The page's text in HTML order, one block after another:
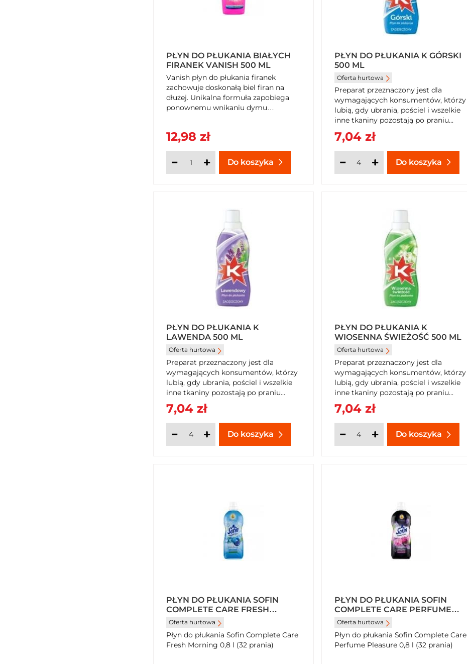
PŁYN DO PŁUKANIA BIAŁYCH
FIRANEK VANISH 500 ML
Vanish płyn do płukania firanek
zachowuje doskonałą biel firan na
dłużej. Unikalna formuła zapobiega
ponownemu wnikaniu dymu
12,98 zł
Do koszyka
PŁYN DO PŁUKANIA K GÓRSKI
500 ML
Oferta hurtowa
Preparat przeznaczony jest dla
wymagających konsumentów, którzy
lubią, gdy ubrania, pościel i wszelkie
inne tkaniny pozostają po praniu...
7,04 zł
Do koszyka
PŁYN DO PŁUKANIA K
LAWENDA 500 ML
Oferta hurtowa
Preparat przeznaczony jest dla
wymagających konsumentów, którzy
lubią, gdy ubrania, pościel i wszelkie
inne tkaniny pozostają po praniu...
7,04 zł
Do koszyka
PŁYN DO PŁUKANIA K
WIOSENNA ŚWIEŻOŚĆ 500 ML
Oferta hurtowa
Preparat przeznaczony jest dla
wymagających konsumentów, którzy
lubią, gdy ubrania, pościel i wszelkie
inne tkaniny pozostają po praniu...
7,04 zł
Do koszyka
PŁYN DO PŁUKANIA SOFIN
COMPLETE CARE FRESH
MORNING 0,8 L (32 PRANIA)
Oferta hurtowa
Płyn do płukania Sofin Complete Care
Fresh Morning 0,8 l (32 prania)
PŁYN DO PŁUKANIA SOFIN
COMPLETE CARE PERFUME
PLEASURE 0,8 L (32 PRANIA)
Oferta hurtowa
Płyn do płukania Sofin Complete Care
Perfume Pleasure 0,8 l (32 prania)